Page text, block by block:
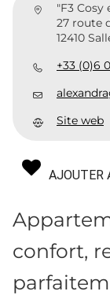
"F3
27 route
12410
+33 (0)6
Site web
AJOUTER
confort,